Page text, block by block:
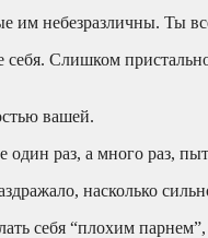
им небезразличны. Ты
Слишком
вашей.
раз, а много раз,
насколько
себя “плохим